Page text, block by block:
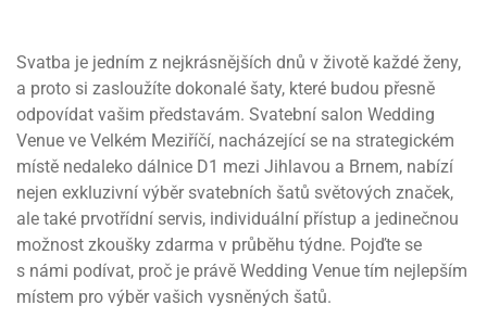
Svatba je jedním z nejkrásnějších dnů v životě každé ženy,
a proto si zasloužíte dokonalé šaty, které budou přesně
odpovídat vašim představám. Svatební salon Wedding
Venue ve Velkém Meziříčí, nacházející se na strategickém
místě nedaleko dálnice D1 mezi Jihlavou a Brnem, nabízí
nejen exkluzivní výběr svatebních šatů světových značek,
ale také prvotřídní servis, individuální přístup a jedinečnou
možnost zkoušky zdarma v průběhu týdne. Pojďte se
s námi podívat, proč je právě Wedding Venue tím nejlepším
místem pro výběr vašich vysněných šatů.